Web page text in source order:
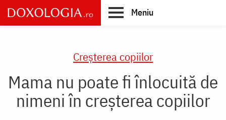
Skip
to
main
Meniu
Creşterea copiilor
Mama nu poate fi înlocuită de
nimeni în creșterea copiilor